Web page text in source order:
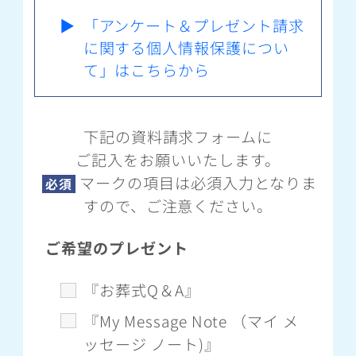
▶
「アンケート＆プレゼント請求
に関する個人情報保護につい
て」はこちらから
下記の資料請求フォームに
ご記入をお願いいたします。
必須 マークの項目は必須入力となりま
すので、ご注意ください。
ご希望のプレゼント
『お葬式Q＆A』
『My Message Note （マイ メ
ッセージ ノート)』